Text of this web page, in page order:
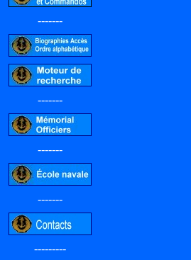
-------
-------
-------
-------
---------